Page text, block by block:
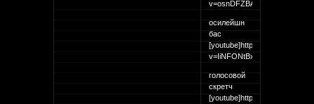
v=osnDFZBAB0Y[/youtube]
осилейшн
бас
[youtube]http://
v=IiNFONtBxLA[/youtube]
голосовой
скретч
[youtube]http://